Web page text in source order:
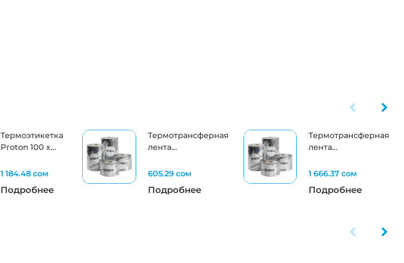
Термоэтикетка
Proton 100 x...
1 184.48 сом
Подробнее
Термотрансферная
лента...
605.29 сом
Подробнее
Термотрансферная
лента...
1 666.37 сом
Подробнее